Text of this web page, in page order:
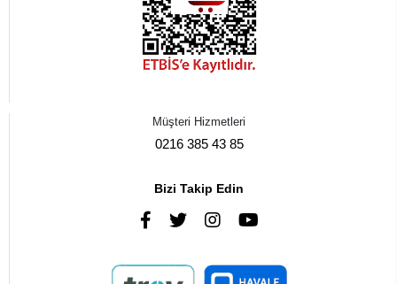
Müşteri Hizmetleri
0216 385 43 85
Bizi Takip Edin